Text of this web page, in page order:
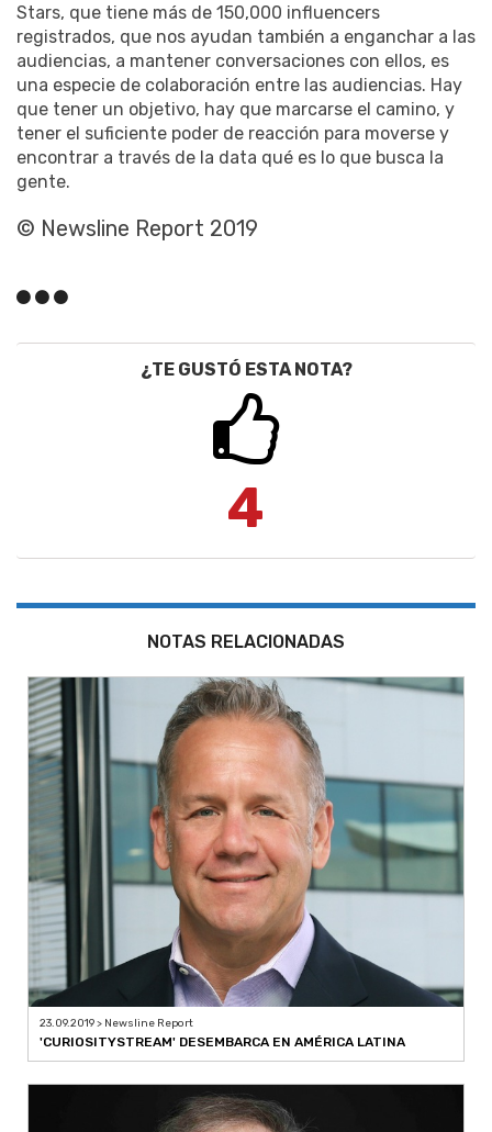
Stars, que tiene más de 150,000 influencers
registrados, que nos ayudan también a enganchar a las
audiencias, a mantener conversaciones con ellos, es
una especie de colaboración entre las audiencias. Hay
que tener un objetivo, hay que marcarse el camino, y
tener el suficiente poder de reacción para moverse y
encontrar a través de la data qué es lo que busca la
gente.
© Newsline Report 2019
¿TE GUSTÓ ESTA NOTA?
4
NOTAS RELACIONADAS
23.09.2019 > Newsline Report
'CURIOSITYSTREAM' DESEMBARCA EN AMÉRICA LATINA